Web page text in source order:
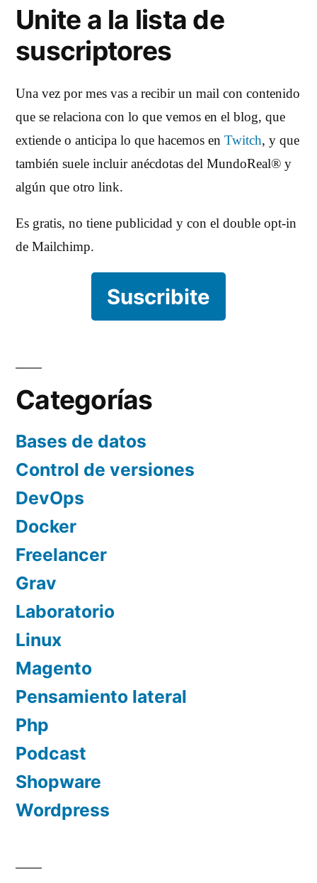
Unite a la lista de
suscriptores
Una vez por mes vas a recibir un mail con contenido
que se relaciona con lo que vemos en el blog, que
extiende o anticipa lo que hacemos en Twitch, y que
también suele incluir anécdotas del MundoReal® y
algún que otro link.
Es gratis, no tiene publicidad y con el double opt-in
de Mailchimp.
Suscribite
Categorías
Bases de datos
Control de versiones
DevOps
Docker
Freelancer
Grav
Laboratorio
Linux
Magento
Pensamiento lateral
Php
Podcast
Shopware
Wordpress